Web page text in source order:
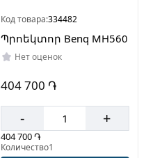
Код товара:334482
Պրոեկտոր Benq MH560
Нет оценок
404 700 ֏
- +
404 700 ֏
Количество1